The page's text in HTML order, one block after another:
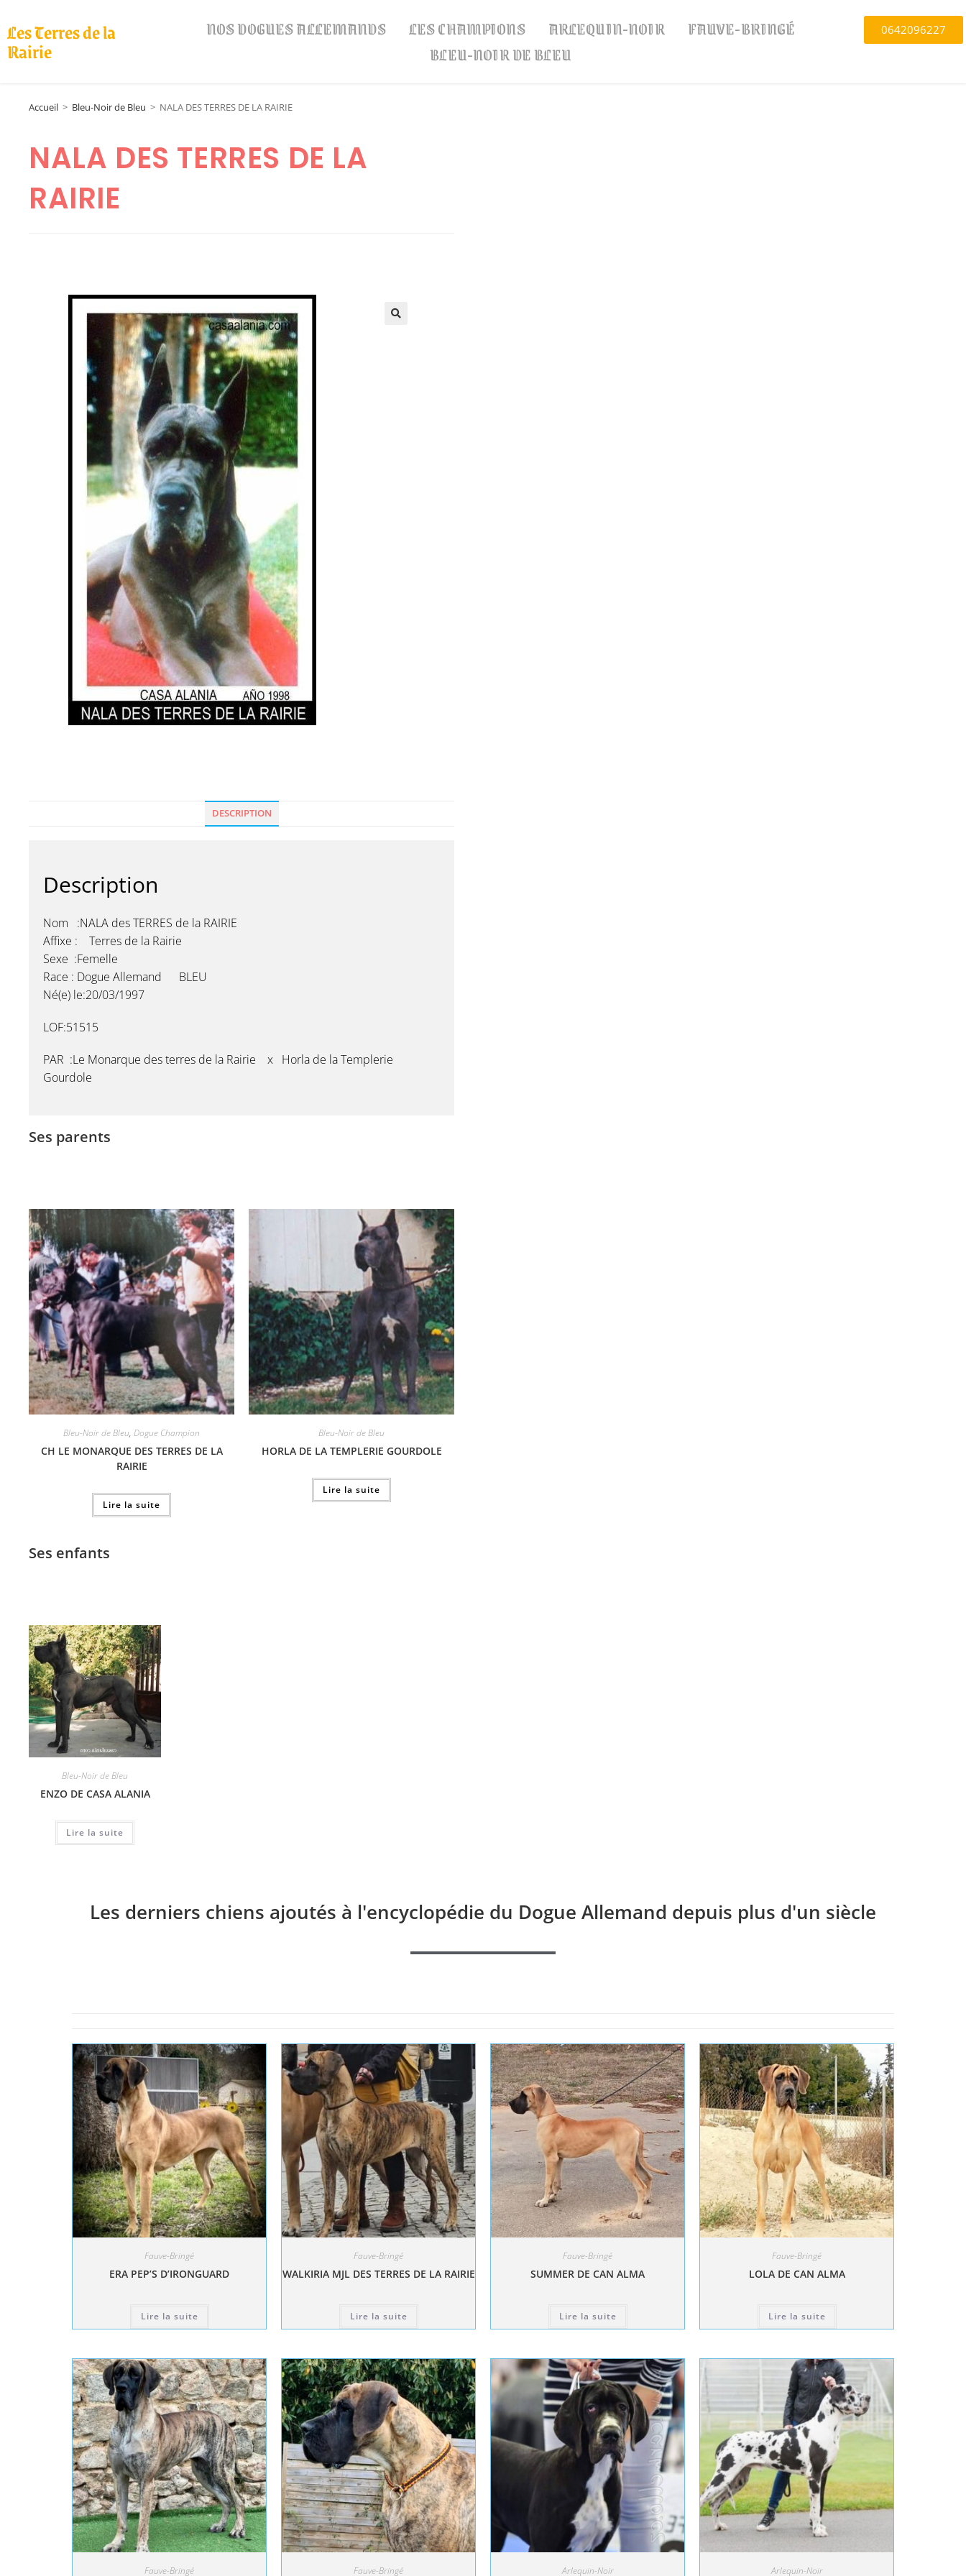
Les Terres de la
Rairie
NOS DOGUES ALLEMANDS LES CHAMPIONS ARLEQUIN-NOIR
FAUVE-BRINGÉ
BLEU-NOIR DE BLEU
0642096227
Accueil > Bleu-Noir de Bleu > NALA DES TERRES DE LA RAIRIE
NALA DES TERRES DE LA
RAIRIE
DESCRIPTION
Description
Nom :NALA des TERRES de la RAIRIE
Affixe : Terres de la Rairie
Sexe :Femelle
Race : Dogue Allemand BLEU
Né(e) le:20/03/1997
LOF:51515
PAR :Le Monarque des terres de la Rairie x Horla de la Templerie
Gourdole
Ses parents
Bleu-Noir de Bleu, Dogue Champion
CH LE MONARQUE DES TERRES DE LA
RAIRIE
Lire la suite
Bleu-Noir de Bleu
HORLA DE LA TEMPLERIE GOURDOLE
Lire la suite
Ses enfants
Bleu-Noir de Bleu
ENZO DE CASA ALANIA
Lire la suite
Les derniers chiens ajoutés à l'encyclopédie du Dogue Allemand depuis plus d'un siècle
Fauve-Bringé
ERA PEP’S D’IRONGUARD
Lire la suite
Fauve-Bringé
WALKIRIA MJL DES TERRES DE LA RAIRIE
Lire la suite
Fauve-Bringé
SUMMER DE CAN ALMA
Lire la suite
Fauve-Bringé
LOLA DE CAN ALMA
Lire la suite
Fauve-Bringé Fauve-Bringé Arlequin-Noir Arlequin-Noir